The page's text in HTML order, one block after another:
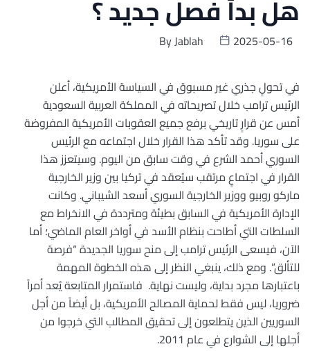
هل بدأ فصل جديد ؟
ByJablah 2025-05-16
في تحولٍ جذري غير مسبوق في السياسة الأمريكية، أعلن
الرئيس ترامب خلال تصريحاته في المملكة العربية السعودية
أمس عن قرارٍ تاريخي برفع جميع العقوبات الأمريكية المفروضة
على سوريا. وقد تأكد هذا القرار خلال اجتماعه مع الرئيس
السوري أحمد الشرع في وقت سابق من اليوم. وسيتعزز هذا
القرار في اجتماعٍ مرتقب سيُعقد في تركيا بين وزير الخارجية
ماركو روبيو ووزير الخارجية السوري أسعد الشيباني. وكانت
الإدارة الأمريكية في السابق بطيئة ومترددة في الانخراط مع
السلطات التي أطاحت بنظام الأسد في أواخر العام الماضي؛ أما
الآن، فيسعى الرئيس ترامب إلى منح سوريا الجديدة “فرصة
للتألق”. ومع ذلك، ينبغي النظر إلى هذه الخطوة المهمة
باعتبارها مجرد بداية، وليست نهاية. فاستمرار المتابعة يُعد أمراً
ضروريا، ليس فقط لحماية المصالح الأمريكية، بل أيضاً من أجل
السوريين الذين يتطلعون إلى تحقيق المطالب التي خرجوا من
أجلها إلى الشوارع في عام 2011.